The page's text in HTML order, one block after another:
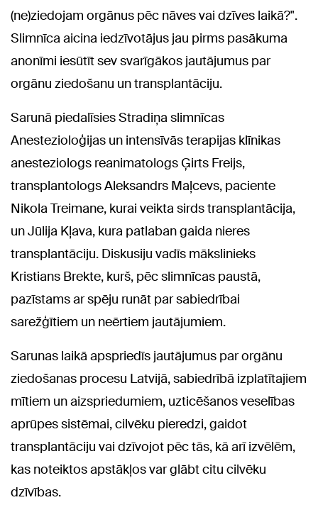
(ne)ziedojam orgānus pēc nāves vai dzīves laikā?".
Slimnīca aicina iedzīvotājus jau pirms pasākuma
anonīmi iesūtīt sev svarīgākos jautājumus par
orgānu ziedošanu un transplantāciju.
Sarunā piedalīsies Stradiņa slimnīcas
Anestezioloģijas un intensīvās terapijas klīnikas
anesteziologs reanimatologs Ģirts Freijs,
transplantologs Aleksandrs Maļcevs, paciente
Nikola Treimane, kurai veikta sirds transplantācija,
un Jūlija Kļava, kura patlaban gaida nieres
transplantāciju. Diskusiju vadīs mākslinieks
Kristians Brekte, kurš, pēc slimnīcas paustā,
pazīstams ar spēju runāt par sabiedrībai
sarežģītiem un neērtiem jautājumiem.
Sarunas laikā apspriedīs jautājumus par orgānu
ziedošanas procesu Latvijā, sabiedrībā izplatītajiem
mītiem un aizspriedumiem, uzticēšanos veselības
aprūpes sistēmai, cilvēku pieredzi, gaidot
transplantāciju vai dzīvojot pēc tās, kā arī izvēlēm,
kas noteiktos apstākļos var glābt citu cilvēku
dzīvības.